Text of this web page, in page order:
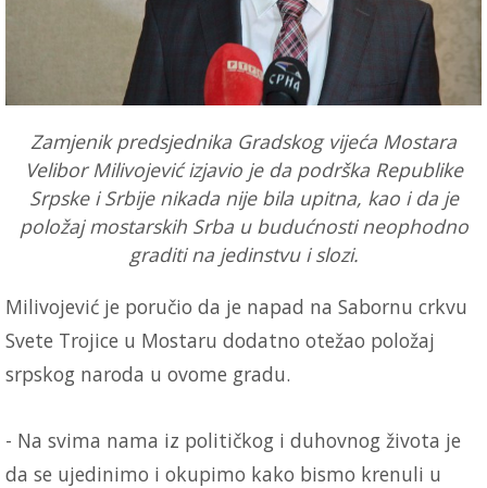
Zamjenik predsjednika Gradskog vijeća Mostara
Velibor Milivojević izjavio je da podrška Republike
Srpske i Srbije nikada nije bila upitna, kao i da je
položaj mostarskih Srba u budućnosti neophodno
graditi na jedinstvu i slozi.
Milivojević je poručio da je napad na Sabornu crkvu
Svete Trojice u Mostaru dodatno otežao položaj
srpskog naroda u ovome gradu.
- Na svima nama iz političkog i duhovnog života je
da se ujedinimo i okupimo kako bismo krenuli u